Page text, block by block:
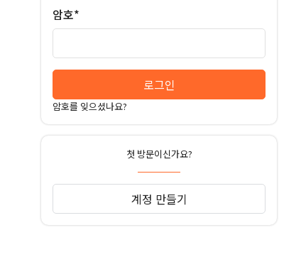
암호*
로그인
암호를 잊으셨나요?
첫 방문이신가요?
계정 만들기